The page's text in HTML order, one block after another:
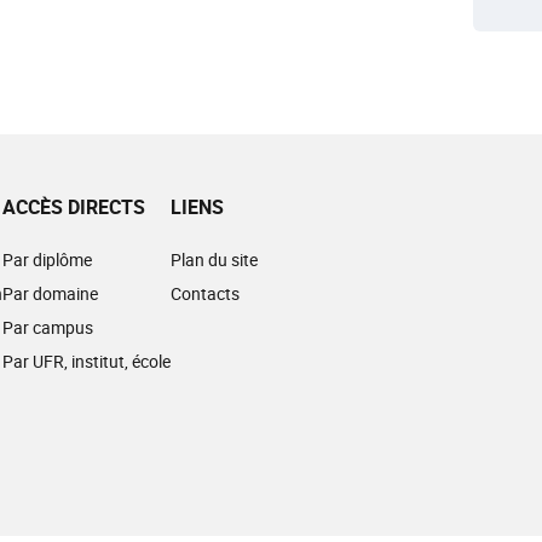
ACCÈS DIRECTS
Par diplôme
Par domaine
Par campus
Par UFR, institut, école
LIENS
Plan du site
Contacts